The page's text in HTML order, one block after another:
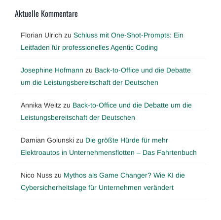
Aktuelle Kommentare
Florian Ulrich zu Schluss mit One-Shot-Prompts: Ein
Leitfaden für professionelles Agentic Coding
Josephine Hofmann zu Back-to-Office und die Debatte
um die Leistungsbereitschaft der Deutschen
Annika Weitz zu Back-to-Office und die Debatte um die
Leistungsbereitschaft der Deutschen
Damian Golunski zu Die größte Hürde für mehr
Elektroautos in Unternehmensflotten – Das Fahrtenbuch
Nico Nuss zu Mythos als Game Changer? Wie KI die
Cybersicherheitslage für Unternehmen verändert